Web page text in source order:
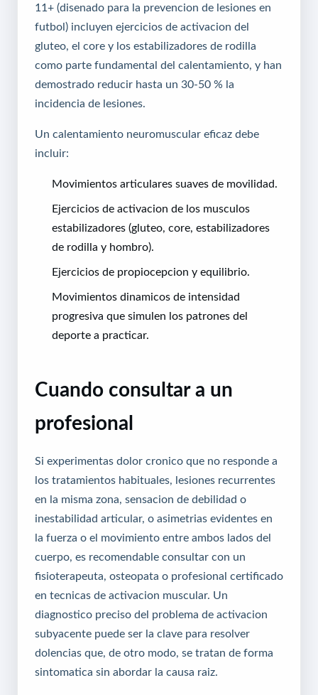
11+ (disenado para la prevencion de lesiones en
futbol) incluyen ejercicios de activacion del
gluteo, el core y los estabilizadores de rodilla
como parte fundamental del calentamiento, y han
demostrado reducir hasta un 30-50 % la
incidencia de lesiones.
Un calentamiento neuromuscular eficaz debe
incluir:
Movimientos articulares suaves de movilidad.
Ejercicios de activacion de los musculos
estabilizadores (gluteo, core, estabilizadores
de rodilla y hombro).
Ejercicios de propiocepcion y equilibrio.
Movimientos dinamicos de intensidad
progresiva que simulen los patrones del
deporte a practicar.
Cuando consultar a un
profesional
Si experimentas dolor cronico que no responde a
los tratamientos habituales, lesiones recurrentes
en la misma zona, sensacion de debilidad o
inestabilidad articular, o asimetrias evidentes en
la fuerza o el movimiento entre ambos lados del
cuerpo, es recomendable consultar con un
fisioterapeuta, osteopata o profesional certificado
en tecnicas de activacion muscular. Un
diagnostico preciso del problema de activacion
subyacente puede ser la clave para resolver
dolencias que, de otro modo, se tratan de forma
sintomatica sin abordar la causa raiz.